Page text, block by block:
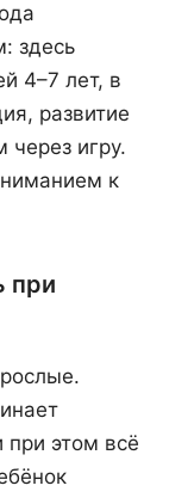
здесь
4–7 лет, в
развитие
через игру.
к
при
этом всё